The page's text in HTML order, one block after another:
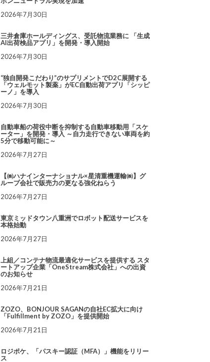
2026年7月30日
三井倉庫ホールディングス、受託物流業務に 「生成
AI出荷検品アプリ」を開発・導入開始
2026年7月30日
“独自開発こだわり”のサプリメントでD2C展開する
「ウェルモット製薬」がEC自動出荷アプリ「シッピ
ーノ」を導入
2026年7月30日
自動車船の荷役中断を抑制する自動車移動用「スケ
ーター」を開発・導入 ～自力走行できない車両を約
5分で移動可能に～
2026年7月27日
【㈱ハナインターナショナル×星清重機運輸㈱】グ
ループ会社で販売力の更なる強化ねらう
2026年7月27日
東京ミッドタウン八重洲でロボット配送サービスを
本格始動
2026年7月27日
上組／コンテナ物流最適化サービスを提供する スタ
ートアップ企業「OneStream株式会社」への出資
のお知らせ
2026年7月21日
ZOZO、BONJOUR SAGANの自社EC拡大に向け
「Fulfillment by ZOZO」を提供開始
2026年7月21日
ロジポケ、「パスキー認証（MFA）」機能をリリー
ス